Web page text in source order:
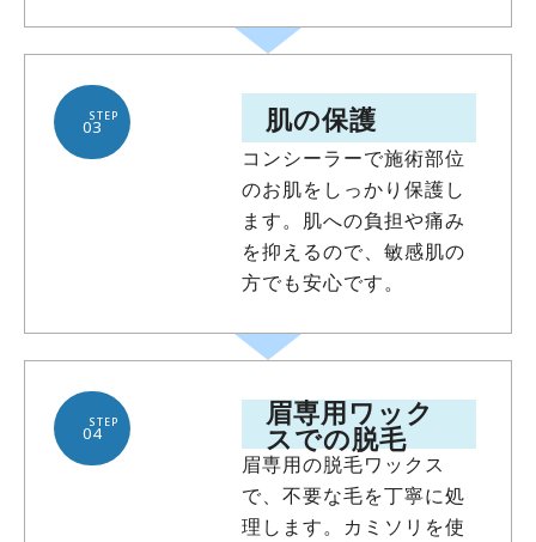
肌の保護
コンシーラーで施術部位
のお肌をしっかり保護し
ます。肌への負担や痛み
を抑えるので、敏感肌の
方でも安心です。
STEP
03
眉専用ワック
スでの脱毛
眉専用の脱毛ワックス
で、不要な毛を丁寧に処
理します。カミソリを使
STEP
04